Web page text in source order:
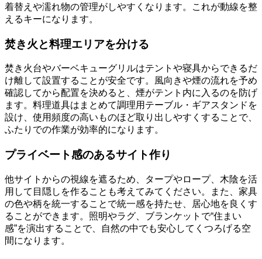
着替えや濡れ物の管理がしやすくなります。これが動線を整
えるキーになります。
焚き火と料理エリアを分ける
焚き火台やバーベキューグリルはテントや寝具からできるだ
け離して設置することが安全です。風向きや煙の流れを予め
確認してから配置を決めると、煙がテント内に入るのを防げ
ます。料理道具はまとめて調理用テーブル・ギアスタンドを
設け、使用頻度の高いものほど取り出しやすくすることで、
ふたりでの作業が効率的になります。
プライベート感のあるサイト作り
他サイトからの視線を遮るため、タープやロープ、木陰を活
用して目隠しを作ることも考えてみてください。また、家具
の色や柄を統一することで統一感を持たせ、居心地を良くす
ることができます。照明やラグ、ブランケットで“住まい
感”を演出することで、自然の中でも安心してくつろげる空
間になります。